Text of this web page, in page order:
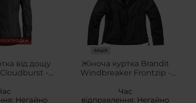
РОЗПРОДАЖ
від дощу
-
Негайно
АКЦІЯ
Жіноча куртка Brandit
Windbreaker Frontzip -
Час
відправлення: Негайно